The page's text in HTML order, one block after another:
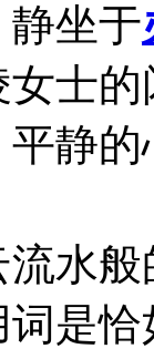
坐于
士
静
般
是